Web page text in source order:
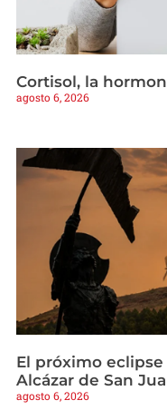
Cortisol, la
agosto 6, 2026
El próximo
Alcázar de San
agosto 6, 2026